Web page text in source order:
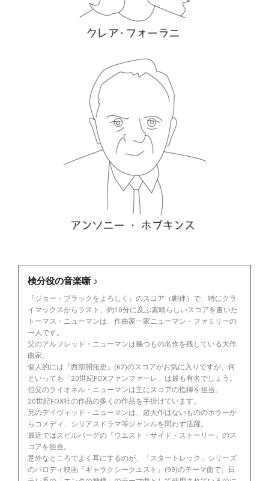
検分役の音楽噺 ♪
『ジョー・ブラックをよろしく』のスコア（劇伴）で、特にクラ
イマックスからラスト、約10分に及ぶ素晴らしいスコアを書いた
トーマス・ニューマンは、作曲家一家ニューマン・ファミリーの
一人です。
父のアルフレッド・ニューマンは幾つもの名作を残している大作
曲家。
個人的には『西部開拓史』(62)のスコアがお気に入りですが、何
といっても「20世紀FOXファンファーレ」は最も有名でしょう。
伯父のライオネル・ニューマンは主にスコアの指揮を担当。
20世紀FOX社の作品の多くの作品を手掛けています。
兄のデイヴィッド・ニューマンは、超大作はないもののホラーか
らコメディ、シリアスドラマ等ジャンルを問わず活躍。
最近ではスピルバーグの『ウエスト・サイド・ストーリー』のス
コアを担当。
意外なところでよく耳にするのが、「スタートレック」シリーズ
のパロディ映画『ギャラクシークエスト』(99)のテーマ曲で、日